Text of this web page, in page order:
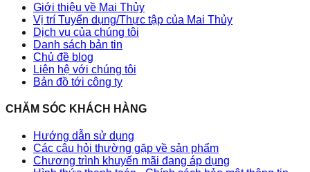
Giới thiệu về Mai Thủy
Vị trí Tuyển dụng/Thực tập của Mai Thủy
Dịch vụ của chúng tôi
Danh sách bản tin
Chủ đề blog
Liên hệ với chúng tôi
Bản đồ tới công ty
CHĂM SÓC KHÁCH HÀNG
Hướng dẫn sử dụng
Các câu hỏi thường gặp về sản phẩm
Chương trình khuyến mãi đang áp dụng